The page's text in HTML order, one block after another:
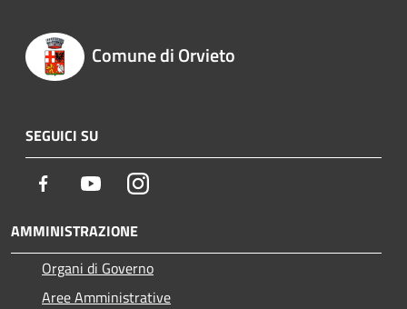
Comune di Orvieto
SEGUICI SU
Facebook YoutubeInstagram
AMMINISTRAZIONE
Organi di Governo
Aree Amministrative